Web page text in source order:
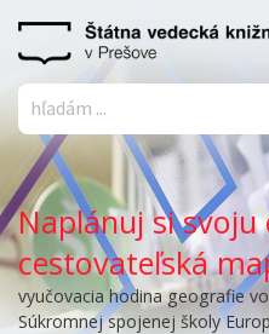
Naplánuj si svoju
cestovateľská
vyučovacia hodina geografie
Súkromnej spojenej školy